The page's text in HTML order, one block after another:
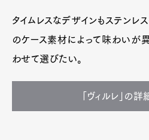
タイムレスなデザインもステンレ
のケース素材によって味わいが
わせて選びたい。
「ヴィルレ」の